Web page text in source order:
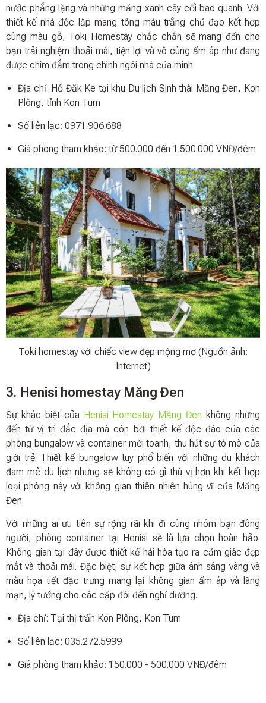
nước phẳng lặng và những mảng xanh cây cối bao quanh. Với
thiết kế nhà độc lập mang tông màu trắng chủ đạo kết hợp
cùng màu gỗ, Toki Homestay chắc chắn sẽ mang đến cho
bạn trải nghiệm thoải mái, tiện lợi và vô cùng ấm áp như đang
được chìm đắm trong chính ngôi nhà của mình.
Địa chỉ: Hồ Đăk Ke tại khu Du lịch Sinh thái Măng Đen, Kon
Plông, tỉnh Kon Tum
Số liên lạc: 0971.906.688
Giá phòng tham khảo: từ 500.000 đến 1.500.000 VNĐ/đêm
Toki homestay với chiếc view đẹp mộng mơ (Nguồn ảnh:
Internet)
3. Henisi homestay Măng Đen
Sự khác biệt của Henisi Homestay Măng Đen không những
đến từ vị trí đắc địa mà còn bởi thiết kế độc đáo của các
phòng bungalow và container mới toanh, thu hút sự tò mò của
giới trẻ. Thiết kế bungalow tuy phổ biến với những du khách
đam mê du lịch nhưng sẽ không có gì thú vị hơn khi kết hợp
loại phòng này với không gian thiên nhiên hùng vĩ của Măng
Đen.
Với những ai ưu tiên sự rộng rãi khi đi cùng nhóm bạn đông
người, phòng container tại Henisi sẽ là lựa chọn hoàn hảo.
Không gian tại đây được thiết kế hài hòa tạo ra cảm giác đẹp
mắt và thoải mái. Đặc biệt, sự kết hợp giữa ánh sáng vàng và
màu họa tiết đặc trưng mang lại không gian ấm áp và lãng
mạn, lý tưởng cho các cặp đôi đến nghỉ dưỡng.
Địa chỉ: Tại thị trấn Kon Plông, Kon Tum
Số liên lạc: 035.272.5999
Giá phòng tham khảo: 150.000 - 500.000 VNĐ/đêm